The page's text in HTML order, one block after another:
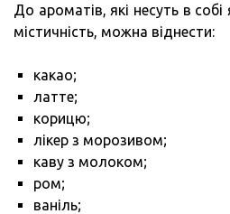
До ароматів, які несуть в собі
містичність, можна віднести:
какао;
латте;
корицю;
лікер з морозивом;
каву з молоком;
ром;
ваніль;